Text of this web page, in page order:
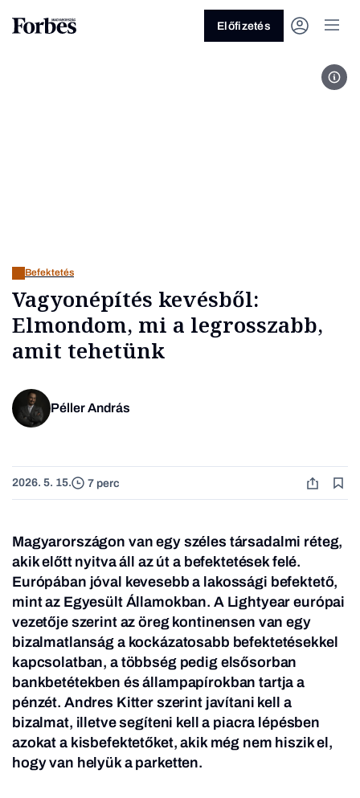
Előfizetés
Befektetés
Vagyonépítés kevésből:
Elmondom, mi a legrosszabb,
amit tehetünk
Péller András
2026. 5. 15. 7 perc
Magyarországon van egy széles társadalmi réteg,
akik előtt nyitva áll az út a befektetések felé.
Európában jóval kevesebb a lakossági befektető,
mint az Egyesült Államokban. A Lightyear európai
vezetője szerint az öreg kontinensen van egy
bizalmatlanság a kockázatosabb befektetésekkel
kapcsolatban, a többség pedig elsősorban
bankbetétekben és állampapírokban tartja a
pénzét. Andres Kitter szerint javítani kell a
bizalmat, illetve segíteni kell a piacra lépésben
azokat a kisbefektetőket, akik még nem hiszik el,
hogy van helyük a parketten.